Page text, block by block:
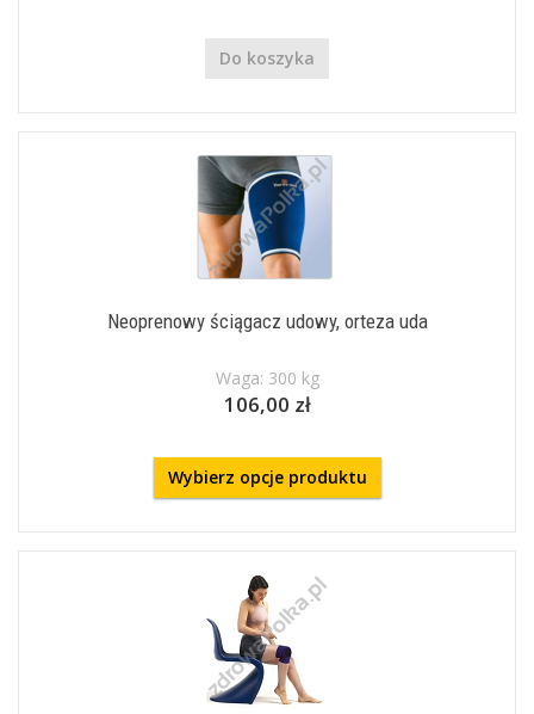
Do koszyka
Neoprenowy ściągacz udowy, orteza uda
Waga: 300 kg
106,00 zł
Wybierz opcje produktu